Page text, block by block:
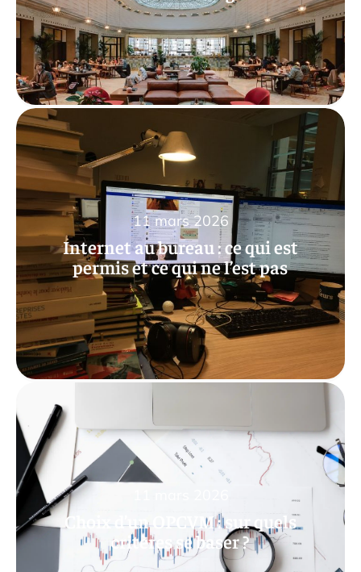
Internet au bureau : ce qui est
permis et ce qui ne l’est pas
11 mars 2026
Choix d’un OPCVM : sur quels
critères se baser ?